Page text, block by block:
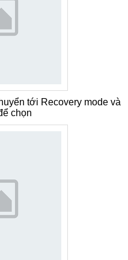
tới Recovery mode và
chọn